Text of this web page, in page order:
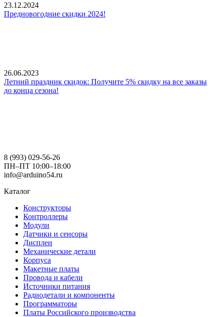
23.12.2024
Предновогодние скидки 2024!
26.06.2023
Летний праздник скидок: Получите 5% скидку на все заказы
до конца сезона!
8 (993) 029-56-26
ПН–ПТ 10:00–18:00
info@arduino54.ru
Каталог
Конструкторы
Контроллеры
Модули
Датчики и сенсоры
Дисплеи
Механические детали
Корпуса
Макетные платы
Провода и кабели
Источники питания
Радиодетали и компоненты
Программаторы
Платы Российского производства